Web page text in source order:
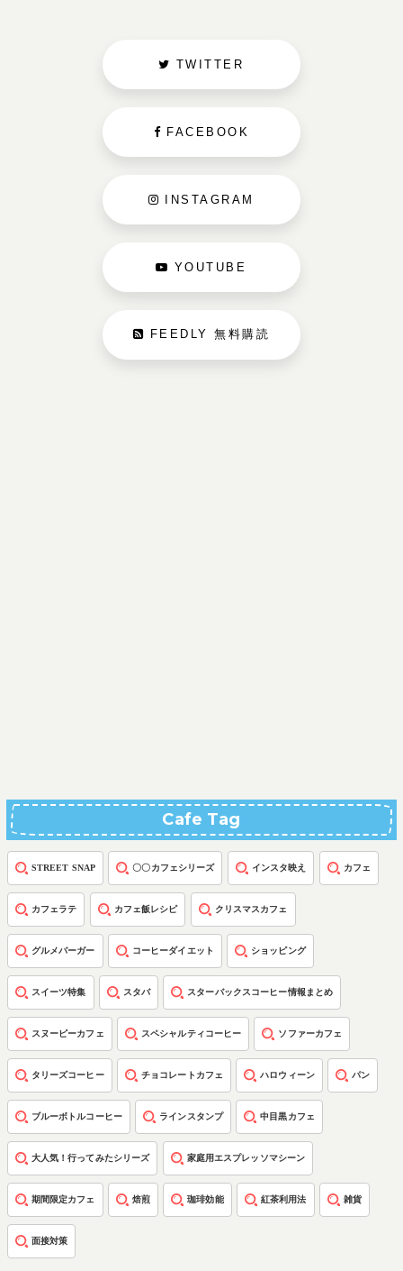
TWITTER
FACEBOOK
INSTAGRAM
YOUTUBE
FEEDLY 無料購読
Cafe Tag
STREET SNAP 〇〇カフェシリーズ インスタ映え カフェ
カフェラテ カフェ飯レシピ クリスマスカフェ
グルメバーガー コーヒーダイエット ショッピング
スイーツ特集 スタバ スターバックスコーヒー情報まとめ
スヌーピーカフェ スペシャルティコーヒー ソファーカフェ
タリーズコーヒー チョコレートカフェ ハロウィーン パン
ブルーボトルコーヒー ラインスタンプ 中目黒カフェ
大人気！行ってみたシリーズ 家庭用エスプレッソマシーン
期間限定カフェ 焙煎 珈琲効能 紅茶利用法 雑貨
面接対策